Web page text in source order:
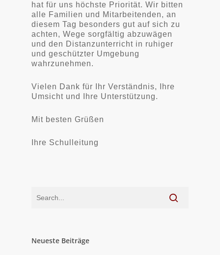
hat für uns höchste Priorität. Wir bitten
alle Familien und Mitarbeitenden, an
diesem Tag besonders gut auf sich zu
achten, Wege sorgfältig abzuwägen
und den Distanzunterricht in ruhiger
und geschützter Umgebung
wahrzunehmen.
Vielen Dank für Ihr Verständnis, Ihre
Umsicht und Ihre Unterstützung.
Mit besten Grüßen
Ihre Schulleitung
Neueste Beiträge